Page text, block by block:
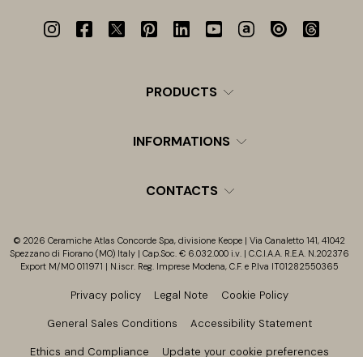
PRODUCTS
INFORMATIONS
CONTACTS
© 2026 Ceramiche Atlas Concorde Spa, divisione Keope | Via Canaletto 141, 41042
Spezzano di Fiorano (MO) Italy | Cap.Soc. € 6.032.000 i.v. | C.C.I.A.A. R.E.A. N.202376
Export M/MO 011971 | N.iscr. Reg. Imprese Modena, C.F. e P.Iva IT01282550365
Privacy policy Legal Note Cookie Policy
General Sales Conditions Accessibility Statement
Ethics and Compliance Update your cookie preferences